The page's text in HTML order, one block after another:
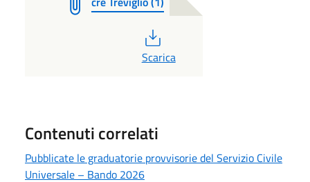
PDF
Scarica
Contenuti correlati
Pubblicate le graduatorie provvisorie del Servizio Civile
Universale – Bando 2026